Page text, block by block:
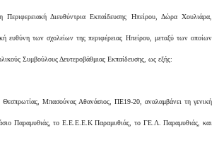
Διευθύντρια Εκπαίδευσης Ηπείρου, Δώρα Χουλιάρα,
ευθύνη των σχολείων της περιφέρειας Ηπείρου, μεταξύ των οποίων
Συμβούλους Δευτεροβάθμιας Εκπαίδευσης, ως εξής:
Μπασούνας Αθανάσιος, ΠΕ19-20, αναλαμβάνει τη γενική
Παραμυθιάς, το Ε.Ε.Ε.Ε.Κ Παραμυθιάς, το ΓΕ.Λ. Παραμυθιάς, και